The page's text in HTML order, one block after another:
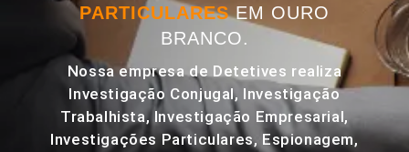
PARTICULARESEM OURO
BRANCO.
Nossa empresa de Detetives realiza
Investigação Conjugal, Investigação
Trabalhista, Investigação Empresarial,
Investigações Particulares, Espionagem,